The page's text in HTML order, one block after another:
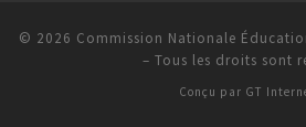
© 2026 Commission Nationale
– Tous les droits sont
Conçu par GT